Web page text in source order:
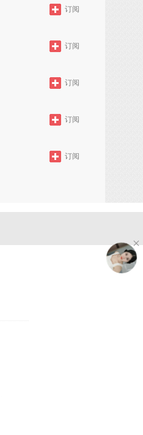
订阅
订阅
订阅
订阅
订阅